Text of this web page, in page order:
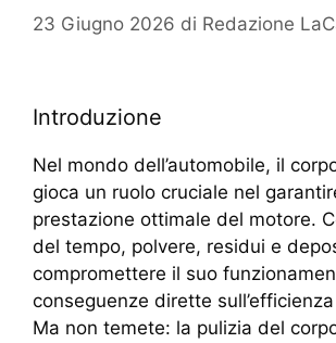
23 Giugno 2026 di Redazione
Introduzione
Nel mondo dell’automobile, il
gioca un ruolo cruciale nel
prestazione ottimale del motore.
del tempo, polvere, residui e
compromettere il suo
conseguenze dirette
Ma non temete: la pulizia del